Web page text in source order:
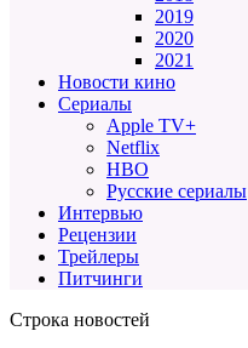
2019
2020
2021
Новости кино
Сериалы
Apple TV+
Netflix
HBO
Русские сериалы
Интервью
Рецензии
Трейлеры
Питчинги
Строка новостей